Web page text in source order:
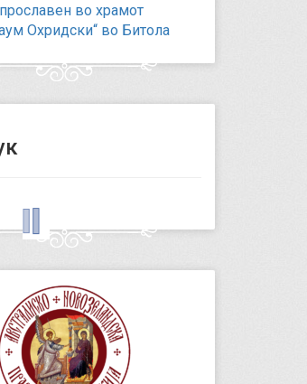
во храмот
Охридски“ во Битола